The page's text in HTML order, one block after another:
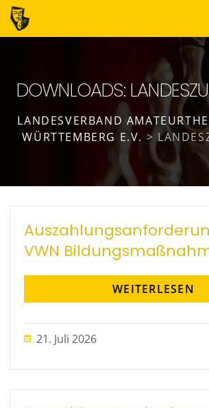
DOWNLOADS:
LANDESVERBAND
WÜRTTEMBERG E.V. >
VWN
WEITERLESEN
21. Juli 2026